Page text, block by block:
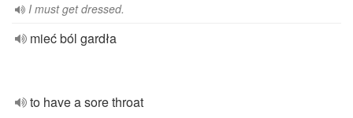
I must get dressed.
mieć ból gardła
to have a sore throat